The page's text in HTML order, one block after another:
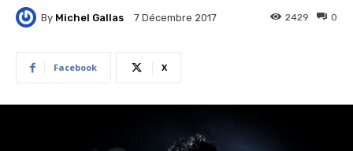
By Michel Gallas 7 Décembre 2017 0
2429
Facebook X